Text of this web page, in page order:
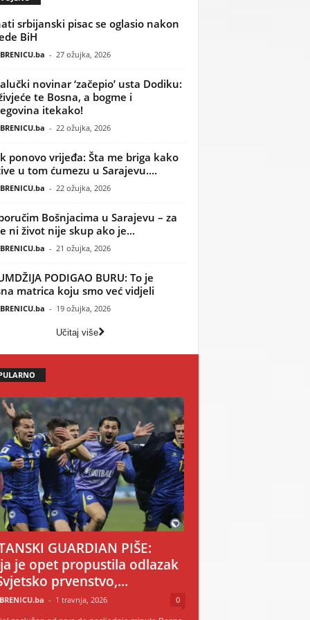
srbijanski pisac se oglasio nakon
BiH
- 27 ožujka, 2026
novinar ‘začepio’ usta Dodiku:
te Bosna, a bogme i
itekako!
- 22 ožujka, 2026
ponovo vrijeđa: Šta me briga kako
u tom ćumezu u Sarajevu....
- 22 ožujka, 2026
Bošnjacima u Sarajevu – za
ni život nije skup ako je...
- 21 ožujka, 2026
PODIGAO BURU: To je
matrica koju smo već vidjeli
- 19 ožujka, 2026
Učitaj više
GUARDIAN PIŠE:
je opet propustila odlazak
prvenstvo,...
- 1 travnja, 2026 0